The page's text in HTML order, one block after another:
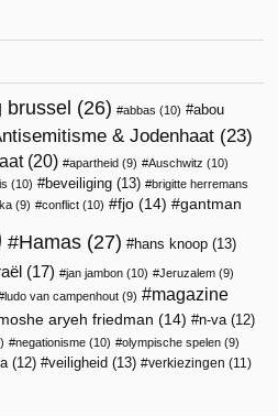
brussel (26) abbas (10)
abou
& Jodenhaat (23)
(20) apartheid (9) Auschwitz (10)
(10) beveiliging (13)
brigitte herremans
(9) conflict (10) fjo (14) gantman
Hamas (27) hans knoop (13)
(17) jan jambon (10) Jeruzalem (9)
ludo van campenhout (9)
magazine
aryeh friedman (14) n-va (12)
negationisme (10) olympische spelen (9)
(12) veiligheid (13) verkiezingen (11)